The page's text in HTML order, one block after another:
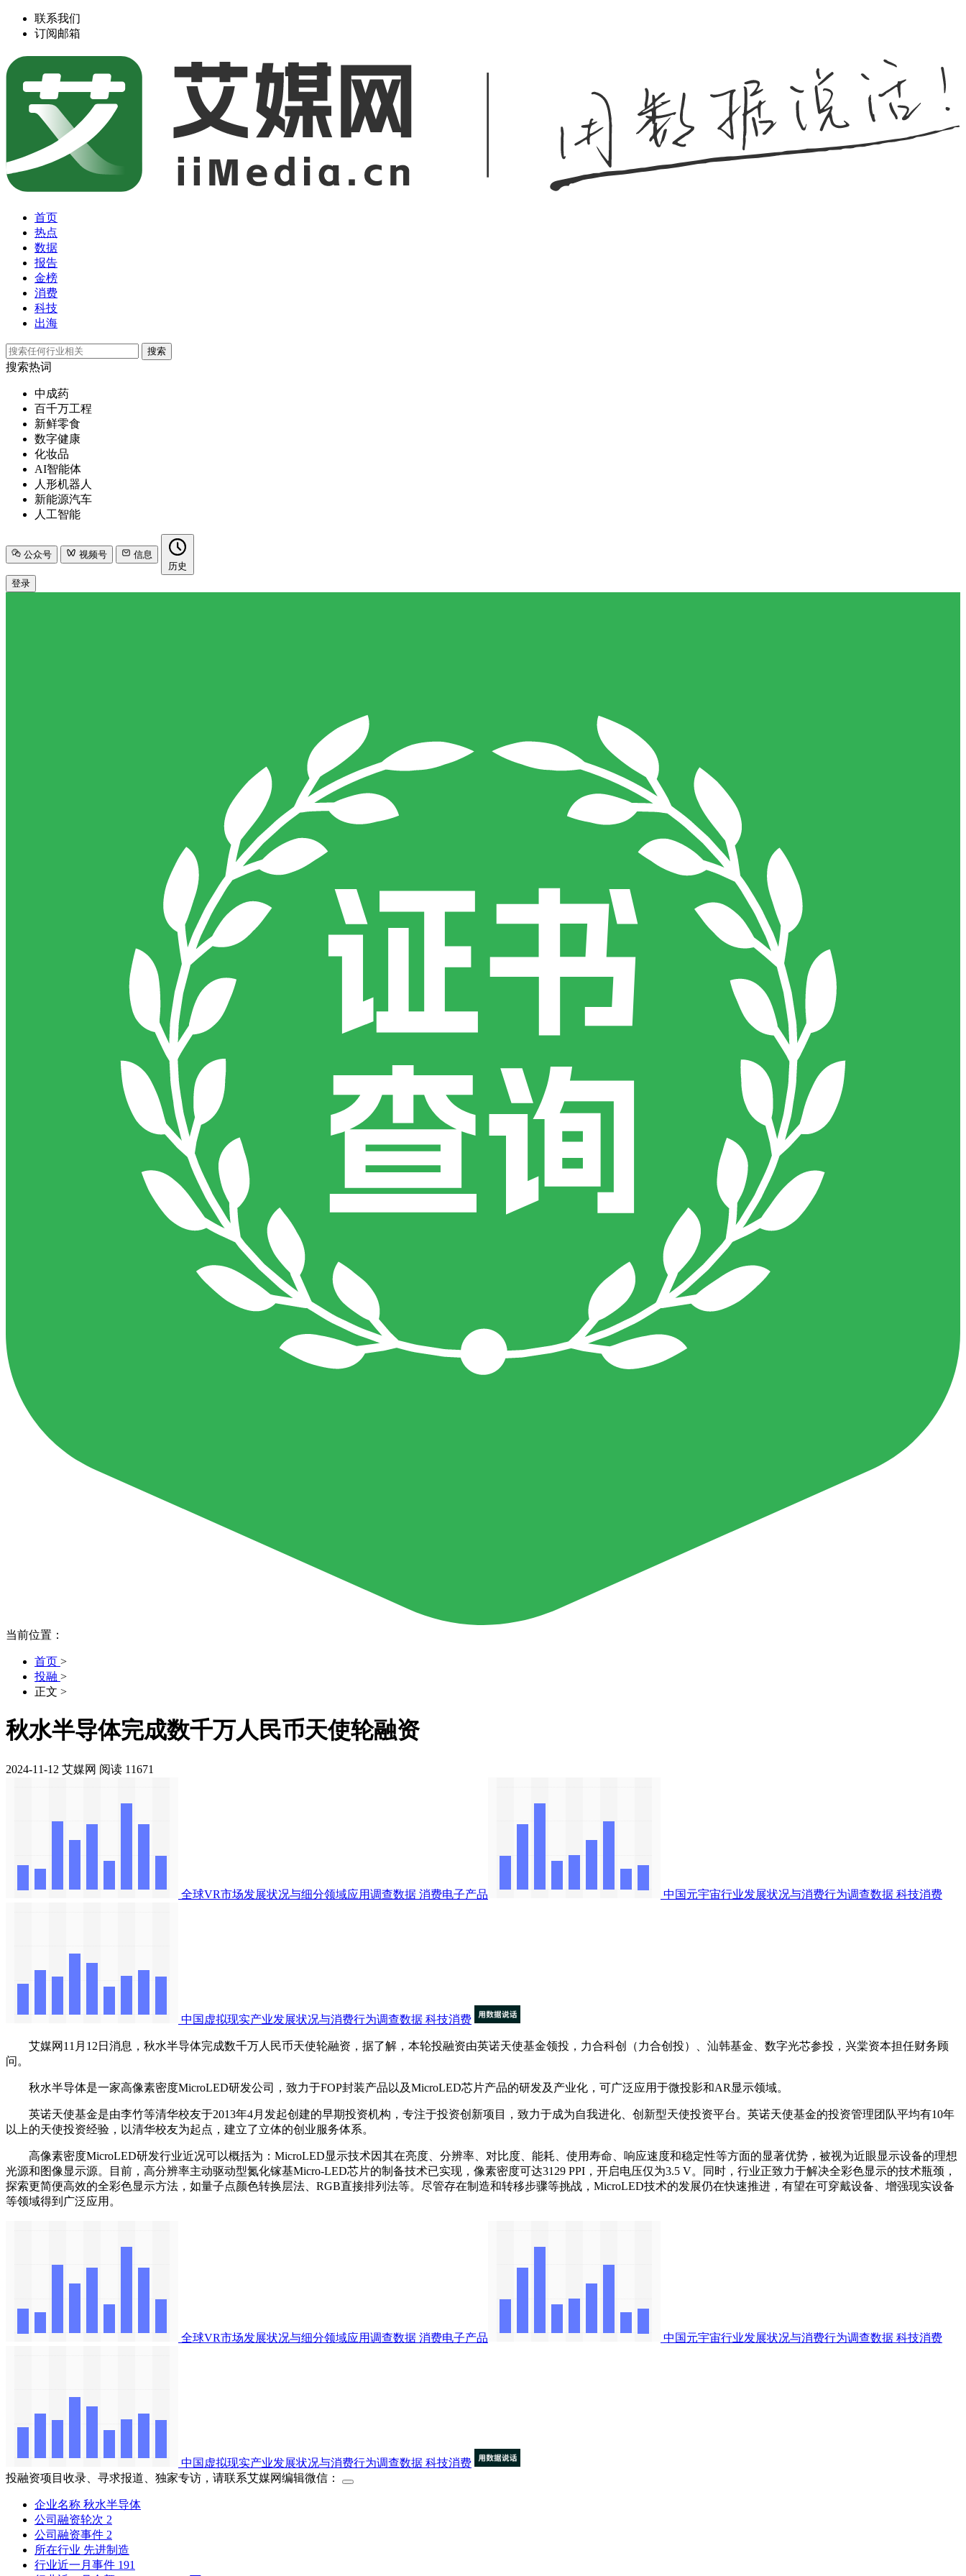
联系我们
订阅邮箱
首页
热点
数据
报告
金榜
消费
科技
出海
搜索
搜索热词
中成药
百千万工程
新鲜零食
数字健康
化妆品
AI智能体
人形机器人
新能源汽车
人工智能
公众号 视频号
信息
历史
登录
当前位置：
首页 >
投融 >
正文 >
秋水半导体完成数千万人民币天使轮融资
2024-11-12 艾媒网 阅读 11671
全球VR市场发展状况与细分领域应用调查数据 消费电子产品 中国元宇宙行业发展状况与消费行为调查数据 科技消费
中国虚拟现实产业发展状况与消费行为调查数据 科技消费
艾媒网11月12日消息，秋水半导体完成数千万人民币天使轮融资，据了解，本轮投融资由英诺天使基金领投，力合科创（力合创投）、汕韩基金、数字光芯参投，兴棠资本担任财务顾
问。
‌秋水半导体是一家高像素密度MicroLED研发公司，致力于FOP封装产品以及MicroLED芯片产品的研发及产业化，可广泛应用于微投影和AR显示领域。
英诺天使基金‌是由李竹等清华校友于2013年4月发起创建的早期投资机构，专注于投资创新项目，致力于成为自我进化、创新型天使投资平台。英诺天使基金的投资管理团队平均有10年
以上的天使投资经验，以清华校友为起点，建立了立体的创业服务体系‌。
高像素密度MicroLED研发行业近况可以概括为：MicroLED显示技术因其在亮度、分辨率、对比度、能耗、使用寿命、响应速度和稳定性等方面的显著优势，被视为近眼显示设备的理想
光源和图像显示源。目前，高分辨率主动驱动型氮化镓基Micro-LED芯片的制备技术已实现，像素密度可达3129 PPI，开启电压仅为3.5 V。同时，行业正致力于解决全彩色显示的技术瓶颈，
探索更简便高效的全彩色显示方法，如量子点颜色转换层法、RGB直接排列法等。尽管存在制造和转移步骤等挑战，MicroLED技术的发展仍在快速推进，有望在可穿戴设备、增强现实设备
等领域得到广泛应用。
全球VR市场发展状况与细分领域应用调查数据 消费电子产品 中国元宇宙行业发展状况与消费行为调查数据 科技消费
中国虚拟现实产业发展状况与消费行为调查数据 科技消费
投融资项目收录、寻求报道、独家专访，请联系艾媒网编辑微信：
企业名称 秋水半导体
公司融资轮次 2
公司融资事件 2
所在行业 先进制造
行业近一月事件 191